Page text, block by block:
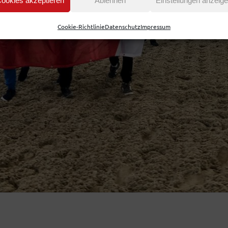
Cookie-RichtlinieDatenschutzImpressum